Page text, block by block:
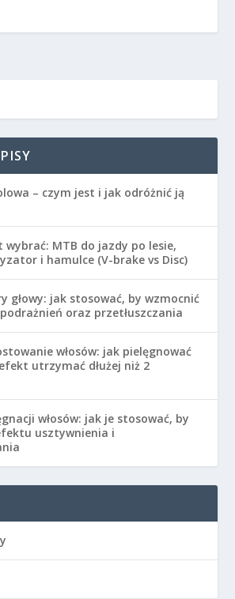
– czym jest i jak odróżnić ją
wybrać: MTB do jazdy po lesie,
i hamulce (V-brake vs Disc)
głowy: jak stosować, by wzmocnić
oraz przetłuszczania
włosów: jak pielęgnować
utrzymać dłużej niż 2
włosów: jak je stosować, by
usztywnienia i